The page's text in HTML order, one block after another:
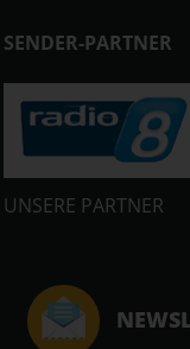
SENDER-PARTNER
UNSERE PARTNER